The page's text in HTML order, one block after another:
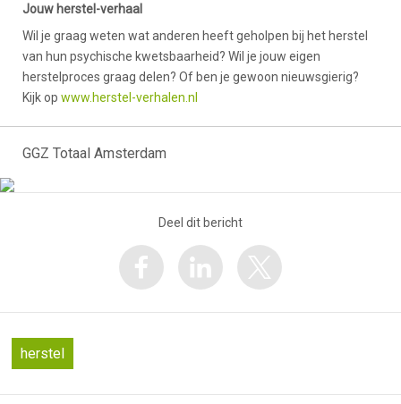
Jouw herstel-verhaal
Wil je graag weten wat anderen heeft geholpen bij het herstel
van hun psychische kwetsbaarheid? Wil je jouw eigen
herstelproces graag delen? Of ben je gewoon nieuwsgierig?
Kijk op www.herstel-verhalen.nl
GGZ Totaal Amsterdam
Deel dit bericht
herstel